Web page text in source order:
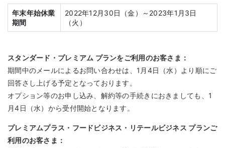
年末年始休業
期間
2022年12月30日（金）～2023年1月3日
（火）
スタンダード・プレミアム プランをご利用のお客さま：
期間中のメールによるお問い合わせは、1月4日（水）より順にご
回答さし上げる予定となっております。
オプション等のお申し込み、解約等の手続きにおきましても、1
月4日（水）から受付開始となります。
プレミアムプラス・フードビジネス・リテールビジネス プランご
利用のお客さま：